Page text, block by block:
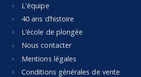
L'équipe
40 ans d’histoire
L’école de plongée
Nous contacter
Mentions légales
Conditions générales de vente